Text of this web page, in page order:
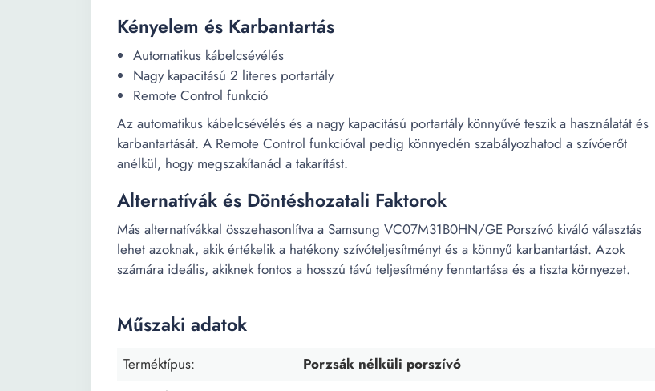
Kényelem és Karbantartás
Automatikus kábelcsévélés
Nagy kapacitású 2 literes portartály
Remote Control funkció
Az automatikus kábelcsévélés és a nagy kapacitású portartály könnyűvé teszik a használatát és
karbantartását. A Remote Control funkcióval pedig könnyedén szabályozhatod a szívóerőt
anélkül, hogy megszakítanád a takarítást.
Alternatívák és Döntéshozatali Faktorok
Más alternatívákkal összehasonlítva a Samsung VC07M31B0HN/GE Porszívó kiváló választás
lehet azoknak, akik értékelik a hatékony szívóteljesítményt és a könnyű karbantartást. Azok
számára ideális, akiknek fontos a hosszú távú teljesítmény fenntartása és a tiszta környezet.
Műszaki adatok
Terméktípus:
Porzsák nélküli porszívó